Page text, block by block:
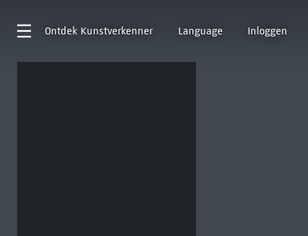
Ontdek Kunstverkenner Language Inloggen